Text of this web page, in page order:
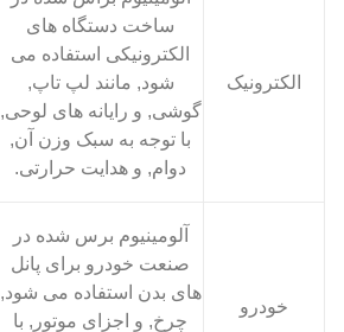
الکترونیک
ساخت دستگاه های
الکترونیکی استفاده می
شود, مانند لپ تاپ,
گوشی, و رایانه های لوحی,
با توجه به سبک وزن آن,
دوام, و هدایت حرارتی.
خودرو
آلومینیوم برس شده در
صنعت خودرو برای پانل
های بدن استفاده می شود,
چرخ, و اجزای موتور, با